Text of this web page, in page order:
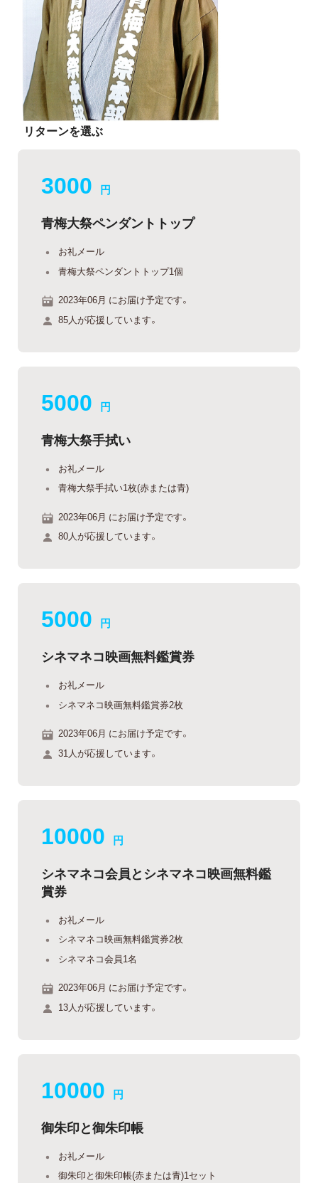
リターンを選ぶ
3000 円
青梅大祭ペンダントトップ
お礼メール
青梅大祭ペンダントトップ1個
2023年06月 にお届け予定です。
85人が応援しています。
5000 円
青梅大祭手拭い
お礼メール
青梅大祭手拭い1枚(赤または青)
2023年06月 にお届け予定です。
80人が応援しています。
5000 円
シネマネコ映画無料鑑賞券
お礼メール
シネマネコ映画無料鑑賞券2枚
2023年06月 にお届け予定です。
31人が応援しています。
10000 円
シネマネコ会員とシネマネコ映画無料鑑
賞券
お礼メール
シネマネコ映画無料鑑賞券2枚
シネマネコ会員1名
2023年06月 にお届け予定です。
13人が応援しています。
10000 円
御朱印と御朱印帳
お礼メール
御朱印と御朱印帳(赤または青)1セット